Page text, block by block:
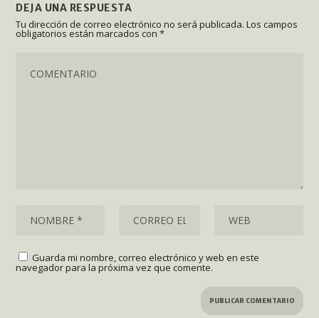
DEJA UNA RESPUESTA
Tu dirección de correo electrónico no será publicada. Los campos
obligatorios están marcados con*
Guarda mi nombre, correo electrónico y web en este
navegador para la próxima vez que comente.